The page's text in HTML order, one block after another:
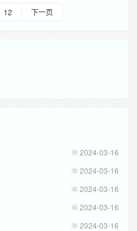
12 下一页
2024-03-16
2024-03-16
2024-03-16
2024-03-16
2024-03-16